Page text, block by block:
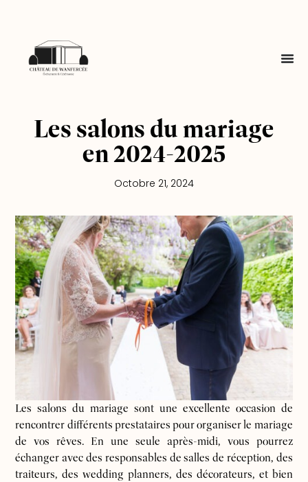
Les salons du mariage
en 2024-2025
Octobre 21, 2024
Les salons du mariage sont une excellente occasion de
rencontrer différents prestataires pour organiser le mariage
de vos rêves. En une seule après-midi, vous pourrez
échanger avec des responsables de salles de réception, des
traiteurs, des wedding planners, des décorateurs, et bien